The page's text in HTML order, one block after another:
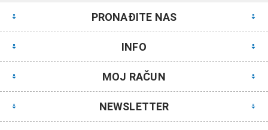
PRONAĐITE NAS
INFO
MOJ RAČUN
NEWSLETTER